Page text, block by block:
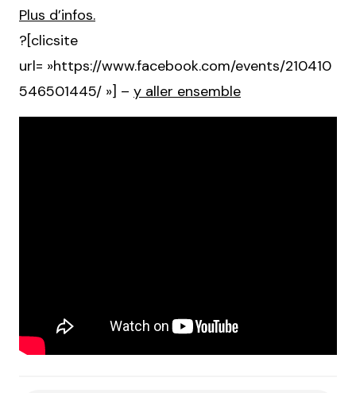
Plus d’infos.
?[clicsite
url= »https://www.facebook.com/events/210410
546501445/ »] – y aller ensemble